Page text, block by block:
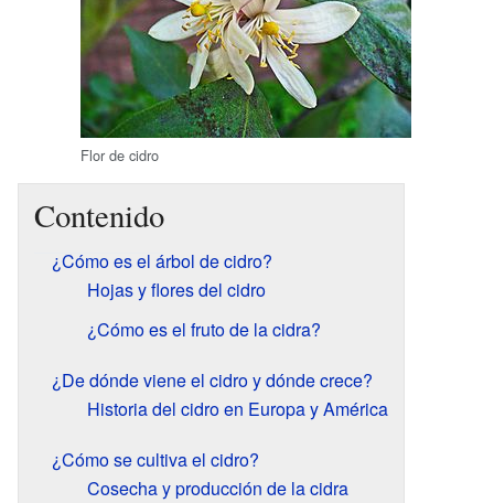
Flor de cidro
Contenido
¿Cómo es el árbol de cidro?
Hojas y flores del cidro
¿Cómo es el fruto de la cidra?
¿De dónde viene el cidro y dónde crece?
Historia del cidro en Europa y América
¿Cómo se cultiva el cidro?
Cosecha y producción de la cidra